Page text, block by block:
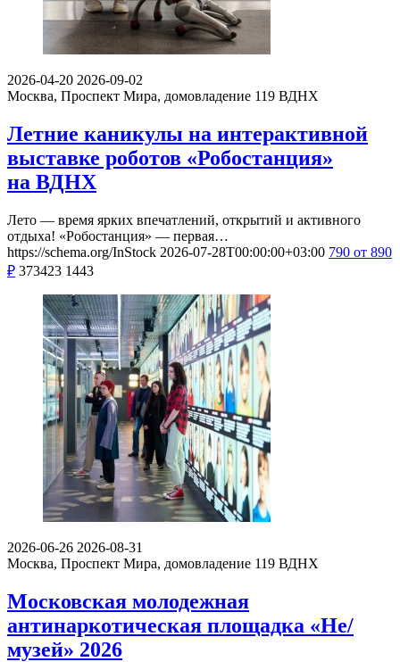
2026-04-20 2026-09-02
Москва, Проспект Мира, домовладение 119 ВДНХ
Летние каникулы на интерактивной
выставке роботов «Робостанция»
на ВДНХ
Лето — время ярких впечатлений, открытий и активного
отдыха! «Робостанция» — первая…
https://schema.org/InStock 2026-07-28T00:00:00+03:00 790 от 890
₽ 373423 1443
2026-06-26 2026-08-31
Москва, Проспект Мира, домовладение 119 ВДНХ
Московская молодежная
антинаркотическая площадка «Не/
музей» 2026